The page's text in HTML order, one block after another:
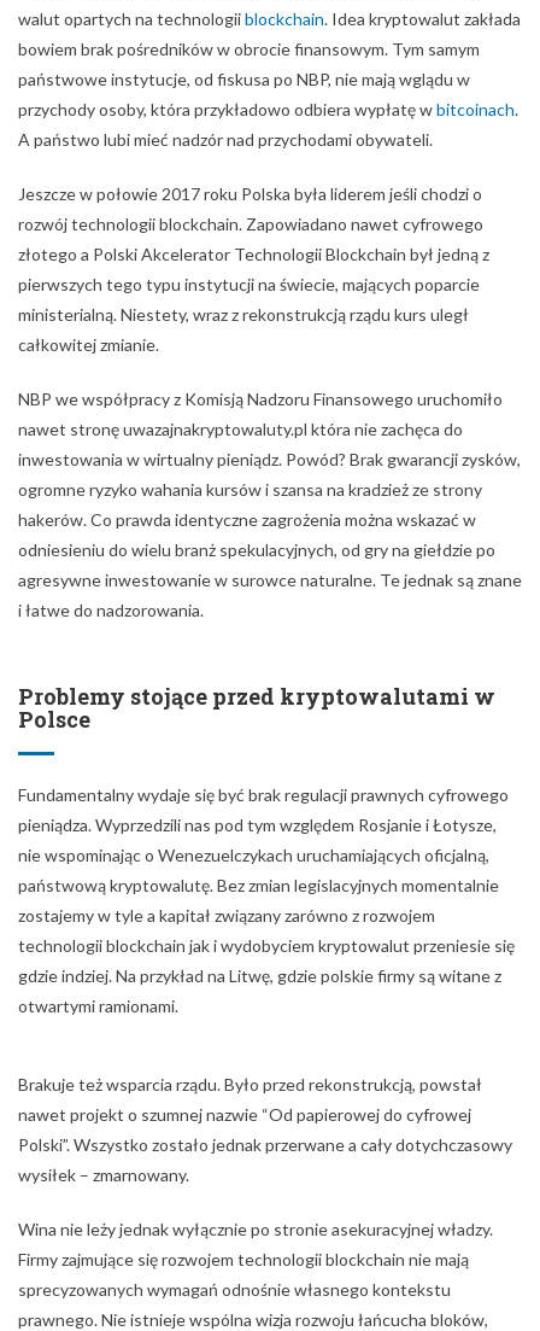
walut opartych na technologiiblockchain. Idea kryptowalut zakłada
bowiem brak pośredników w obrocie finansowym. Tym samym
państwowe instytucje, od fiskusa po NBP, nie mają wglądu w
przychody osoby, która przykładowo odbiera wypłatę wbitcoinach.
A państwo lubi mieć nadzór nad przychodami obywateli.
Jeszcze w połowie 2017 roku Polska była liderem jeśli chodzi o
rozwój technologii blockchain. Zapowiadano nawet cyfrowego
złotego a Polski Akcelerator Technologii Blockchain był jedną z
pierwszych tego typu instytucji na świecie, mających poparcie
ministerialną. Niestety, wraz z rekonstrukcją rządu kurs uległ
całkowitej zmianie.
NBP we współpracy z Komisją Nadzoru Finansowego uruchomiło
nawet stronę uwazajnakryptowaluty.pl która nie zachęca do
inwestowania w wirtualny pieniądz. Powód? Brak gwarancji zysków,
ogromne ryzyko wahania kursów i szansa na kradzież ze strony
hakerów. Co prawda identyczne zagrożenia można wskazać w
odniesieniu do wielu branż spekulacyjnych, od gry na giełdzie po
agresywne inwestowanie w surowce naturalne. Te jednak są znane
i łatwe do nadzorowania.
Problemy stojące przed kryptowalutami w
Polsce
Fundamentalny wydaje się być brak regulacji prawnych cyfrowego
pieniądza. Wyprzedzili nas pod tym względem Rosjanie i Łotysze,
nie wspominając o Wenezuelczykach uruchamiających oficjalną,
państwową kryptowalutę. Bez zmian legislacyjnych momentalnie
zostajemy w tyle a kapitał związany zarówno z rozwojem
technologii blockchain jak i wydobyciem kryptowalut przeniesie się
gdzie indziej. Na przykład na Litwę, gdzie polskie firmy są witane z
otwartymi ramionami.
Brakuje też wsparcia rządu. Było przed rekonstrukcją, powstał
nawet projekt o szumnej nazwie “Od papierowej do cyfrowej
Polski”. Wszystko zostało jednak przerwane a cały dotychczasowy
wysiłek – zmarnowany.
Wina nie leży jednak wyłącznie po stronie asekuracyjnej władzy.
Firmy zajmujące się rozwojem technologii blockchain nie mają
sprecyzowanych wymagań odnośnie własnego kontekstu
prawnego. Nie istnieje wspólna wizja rozwoju łańcucha bloków,